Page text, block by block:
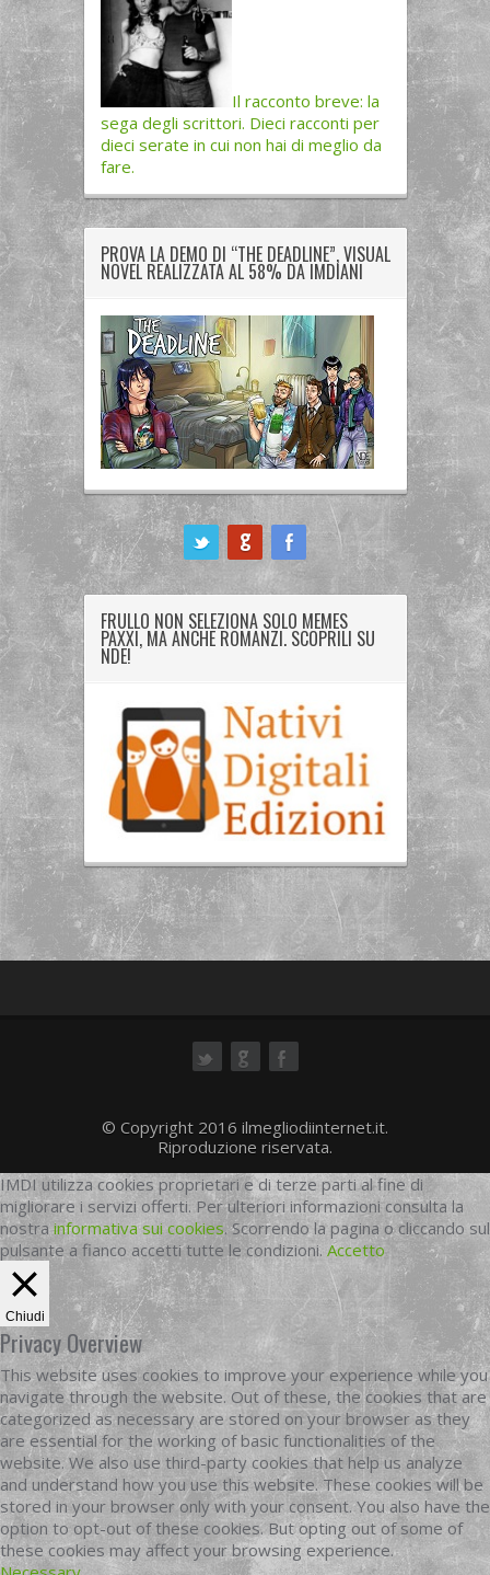
Il racconto breve: la
sega degli scrittori. Dieci racconti per
dieci serate in cui non hai di meglio da
fare.
PROVA LA DEMO DI “THE DEADLINE”, VISUAL
NOVEL REALIZZATA AL 58% DA IMDIANI
FRULLO NON SELEZIONA SOLO MEMES
PAXXI, MA ANCHE ROMANZI. SCOPRILI SU
NDE!
© Copyright 2016 ilmegliodiinternet.it.
Riproduzione riservata.
IMDI utilizza cookies proprietari e di terze parti al fine di
migliorare i servizi offerti. Per ulteriori informazioni consulta la
nostrainformativa sui cookies. Scorrendo la pagina o cliccando sul
pulsante a fianco accetti tutte le condizioni. Accetto
Chiudi
Privacy Overview
This website uses cookies to improve your experience while you
navigate through the website. Out of these, the cookies that are
categorized as necessary are stored on your browser as they
are essential for the working of basic functionalities of the
website. We also use third-party cookies that help us analyze
and understand how you use this website. These cookies will be
stored in your browser only with your consent. You also have the
option to opt-out of these cookies. But opting out of some of
these cookies may affect your browsing experience.